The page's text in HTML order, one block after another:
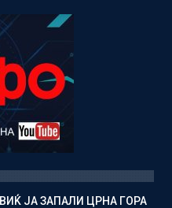
ЈА ЗАПАЛИ ЦРНА ГОРА